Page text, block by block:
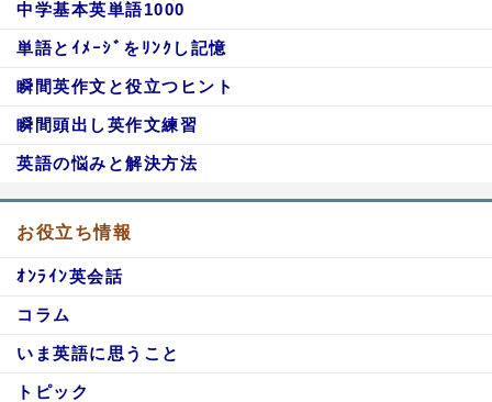
中学基本英単語1000
単語とｲﾒｰｼﾞをﾘﾝｸし記憶
瞬間英作文と役立つヒント
瞬間頭出し英作文練習
英語の悩みと解決方法
お役立ち情報
ｵﾝﾗｲﾝ英会話
コラム
いま英語に思うこと
トピック